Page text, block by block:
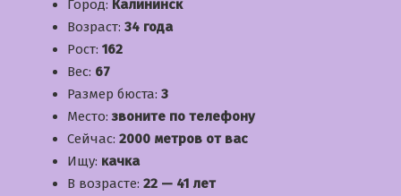
Город: Калининск
Возраст: 34 года
Рост: 162
Вес: 67
Размер бюста: 3
Место:звоните по телефону
Сейчас: 2000 метров от вас
Ищу: качка
В возрасте: 22 — 41 лет